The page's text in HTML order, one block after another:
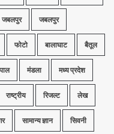
जबलपुर जबलपुर
फोटो बालाघाट बैतूल
मंडला मध्य प्रदेश
राष्ट्रीय रिजल्ट लेख
सामान्य ज्ञान सिवनी